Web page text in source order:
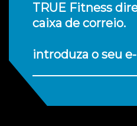
TRUE Fitness
caixa de correio.
introduza o seu